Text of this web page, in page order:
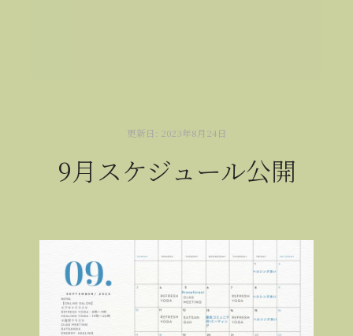
更新日: 2023年8月24日
9月スケジュール公開